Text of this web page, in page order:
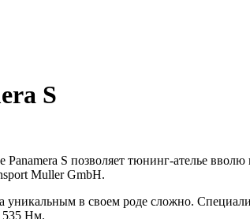
S
Panamera S позволяет тюнинг-ателье
Muller GmbH.
в своем роде сложно.
535 Нм.